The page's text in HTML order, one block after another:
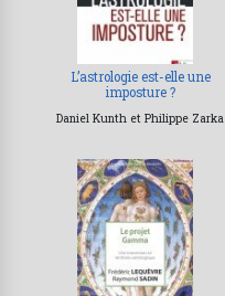
L’astrologie est-elle une
imposture ?
Daniel Kunth et Philippe Zarka